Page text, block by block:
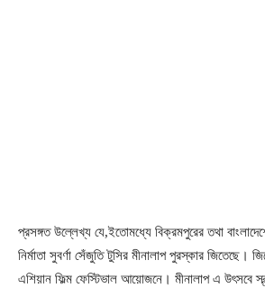
প্রসঙ্গত উল্লেখ্য যে,ইতোমধ্যে বিক্রমপুরের তথা
নির্মাতা সুবর্ণা সেঁজুতি টুসির মীনালাপ পুরস্কার জিতেছে।
এশিয়ান ফিল্ম ফেস্টিভাল আয়োজনে। মীনালাপ এ উৎসবে